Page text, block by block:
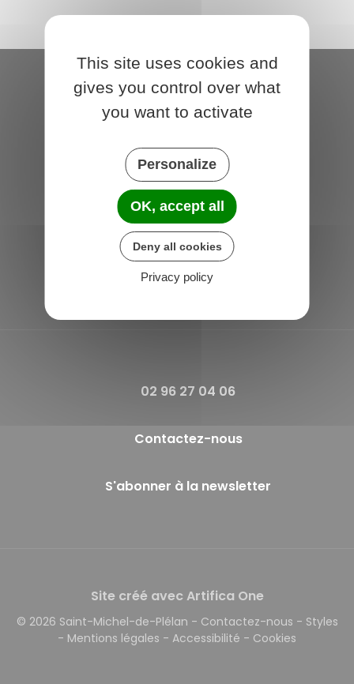
Saint-Michel-de-Plélan
4 rue des Terre Neuvas
Horaires de la mairie
Lundi et Jeudi : 09h00 - 12h00
Vendredi : 14h00 - 17h00
02 96 27 04 06
Contactez-nous
S'abonner à la newsletter
Site créé avec Artifica One
© 2026 Saint-Michel-de-Plélan - Contactez-nous - Styles
- Mentions légales - Accessibilité - Cookies
This site uses cookies and
gives you control over what
you want to activate
Personalize
OK, accept all
Deny all cookies
Privacy policy